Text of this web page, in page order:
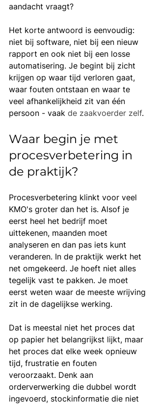
aandacht vraagt?
Het korte antwoord is eenvoudig:
niet bij software, niet bij een nieuw
rapport en ook niet bij een losse
automatisering. Je begint bij zicht
krijgen op waar tijd verloren gaat,
waar fouten ontstaan en waar te
veel afhankelijkheid zit van één
persoon - vaak de zaakvoerder zelf.
Waar begin je met
procesverbetering in
de praktijk?
Procesverbetering klinkt voor veel
KMO's groter dan het is. Alsof je
eerst heel het bedrijf moet
uittekenen, maanden moet
analyseren en dan pas iets kunt
veranderen. In de praktijk werkt het
net omgekeerd. Je hoeft niet alles
tegelijk vast te pakken. Je moet
eerst weten waar de meeste wrijving
zit in de dagelijkse werking.
Dat is meestal niet het proces dat
op papier het belangrijkst lijkt, maar
het proces dat elke week opnieuw
tijd, frustratie en fouten
veroorzaakt. Denk aan
orderverwerking die dubbel wordt
ingevoerd, stockinformatie die niet